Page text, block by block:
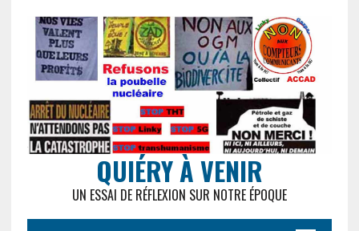
QUIÉRY À VENIR
UN ESSAI DE RÉFLEXION SUR NOTRE ÉPOQUE